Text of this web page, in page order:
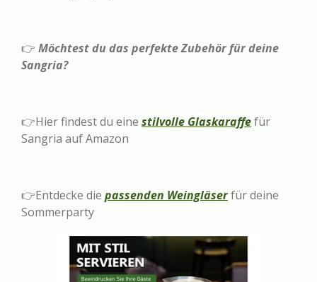
👉 Möchtest du das perfekte Zubehör für deine
Sangria?
👉Hier findest du eine stilvolle Glaskaraffefür
Sangria auf Amazon
👉Entdecke die passenden Weingläserfür deine
Sommerparty